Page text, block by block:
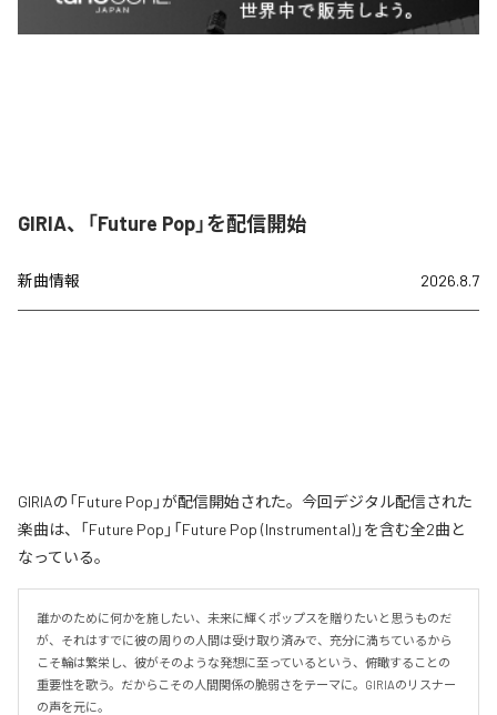
GIRIA、「Future Pop」を配信開始
新曲情報 2026.8.7
GIRIAの「Future Pop」が配信開始された。今回デジタル配信された
楽曲は、「Future Pop」「Future Pop (Instrumental)」を含む全2曲と
なっている。
誰かのために何かを施したい、未来に輝くポップスを贈りたいと思うものだ
が、それはすでに彼の周りの人間は受け取り済みで、充分に満ちているから
こそ輪は繁栄し、彼がそのような発想に至っているという、俯瞰することの
重要性を歌う。だからこその人間関係の脆弱さをテーマに。GIRIAのリスナー
の声を元に。